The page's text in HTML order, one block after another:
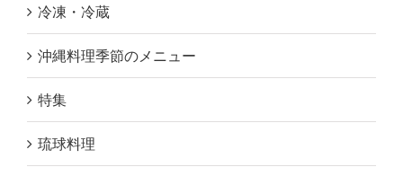
冷凍・冷蔵
沖縄料理季節のメニュー
特集
琉球料理